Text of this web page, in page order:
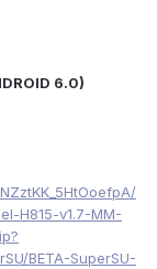
6.0)
H815-v1.7-MM-
BETA-SuperSU-